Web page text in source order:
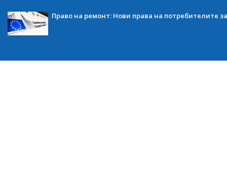
Право на ремонт: Нови права на потребителите